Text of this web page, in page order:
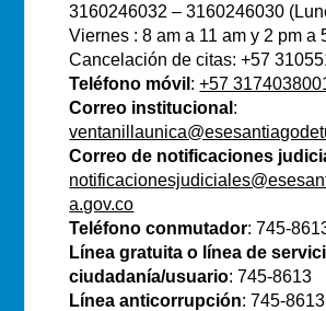
3160246032 – 3160246030
Viernes : 8 am a 11 am y 2 pm a
Cancelación de citas: +57
Teléfono móvil :+57
Correo institucional :
Correo de notificaciones
a.gov.co
Teléfono conmutador: 745-
Línea gratuita o línea de
ciudadanía/usuario: 745-8613
Línea anticorrupción: 745-8613